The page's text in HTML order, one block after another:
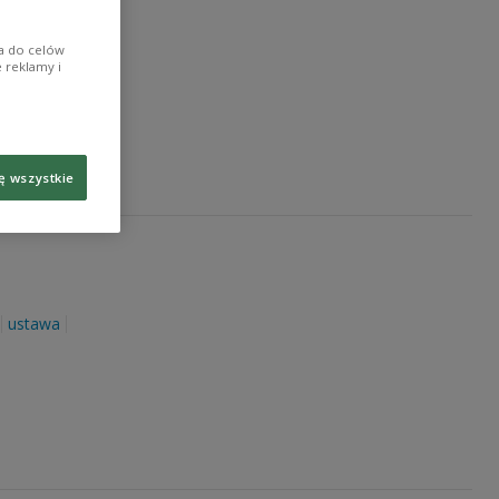
promocja
ustawa
do celów
reklamy i
wszystkie